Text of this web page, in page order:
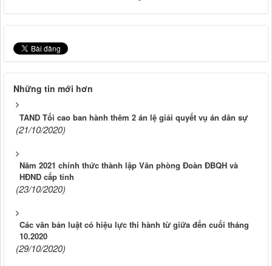
Những tin mới hơn
TAND Tối cao ban hành thêm 2 án lệ giải quyết vụ án dân sự
(21/10/2020)
Năm 2021 chính thức thành lập Văn phòng Đoàn ĐBQH và
HĐND cấp tỉnh
(23/10/2020)
Các văn bản luật có hiệu lực thi hành từ giữa đến cuối tháng
10.2020
(29/10/2020)